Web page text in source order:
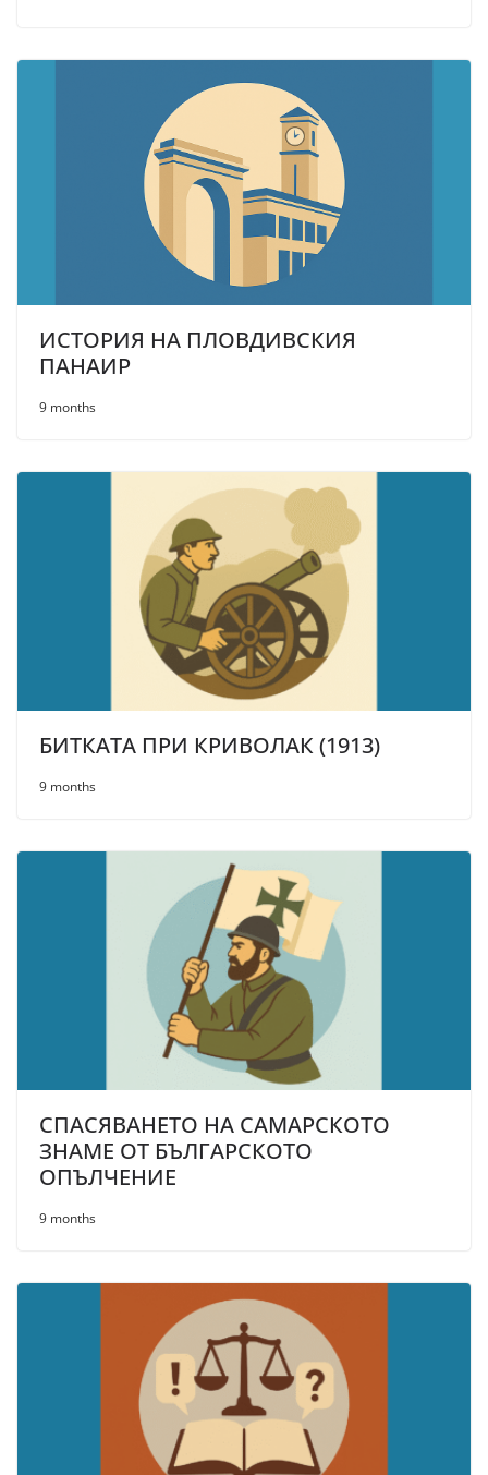
ИСТОРИЯ НА ПЛОВДИВСКИЯ
ПАНАИР
9 months
БИТКАТА ПРИ КРИВОЛАК (1913)
9 months
СПАСЯВАНЕТО НА САМАРСКОТО
ЗНАМЕ ОТ БЪЛГАРСКОТО
ОПЪЛЧЕНИЕ
9 months